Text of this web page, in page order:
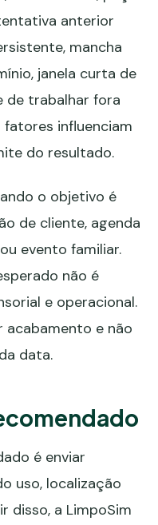
anterior
mancha
janela curta de
de trabalhar fora
fatores influenciam
do resultado.
o objetivo é
de cliente, agenda
evento familiar.
não é
e operacional.
acabamento e não
data.
é enviar
uso, localização
disso, a LimpoSim